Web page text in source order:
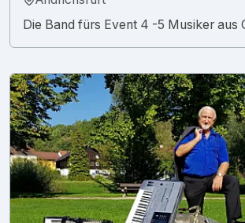
Die Band fürs Event 4 -5 Musiker aus